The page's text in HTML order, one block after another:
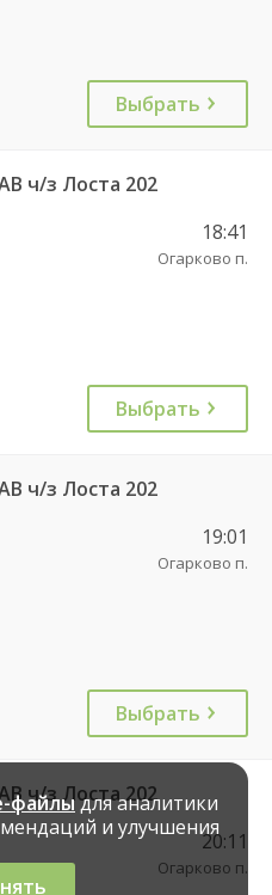
Выбрать
ч/з Лоста 202
18:41
Огарково п.
Выбрать
ч/з Лоста 202
19:01
Огарково п.
Выбрать
ч/з Лоста 202
20:11
Огарково п.
файлыдля аналитики
и улучшения